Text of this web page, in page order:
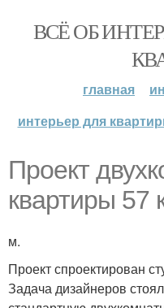
ВСЁ ОБ
главная
интерьер для
Проект
квартиры 57
м.
Проект спроектирован
Задача дизайнеров